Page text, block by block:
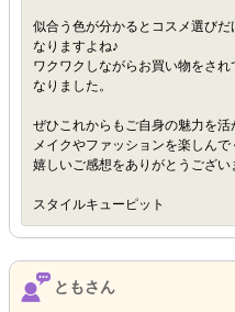
似合う色が分かるとコスメ選び
なりますよね♪
ワクワクしながらお買い物をさ
なりました。
ぜひこれからもご自身の魅力を活
メイクやファッションを楽しんで
嬉しいご感想をありがとうござ
スタイルキューピット
ともさん